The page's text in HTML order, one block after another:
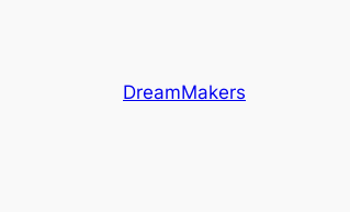
DreamMakers